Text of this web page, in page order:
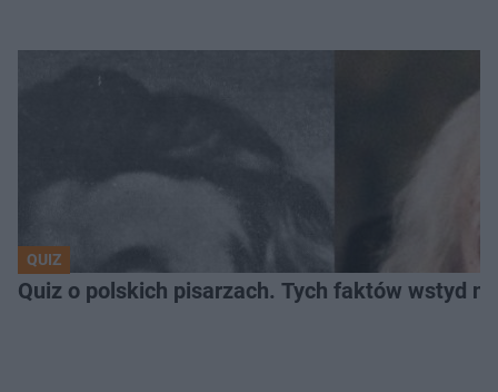
QUIZ
Quiz o polskich pisarzach. Tych faktów wstyd